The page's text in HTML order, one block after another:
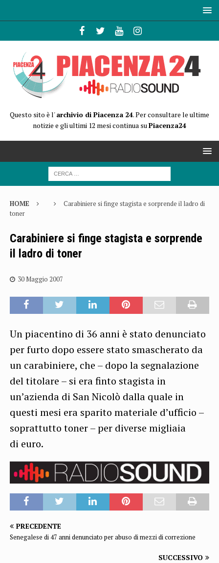
Questo sito è l'archivio di Piacenza 24. Per consultare le ultime
notizie e gli ultimi 12 mesi continua suPiacenza24
HOME
Carabiniere si finge stagista e sorprende il ladro di
toner
Carabiniere si finge stagista e sorprende
il ladro di toner
30 Maggio 2007
Un piacentino di 36 anni è stato denunciato
per furto dopo essere stato smascherato da
un carabiniere, che – dopo la segnalazione
del titolare – si era finto stagista in
un’azienda di San Nicolò dalla quale in
questi mesi era sparito materiale d’ufficio –
soprattutto toner – per diverse migliaia
di euro.
PRECEDENTE
Senegalese di 47 anni denunciato per abuso di mezzi di correzione
SUCCESSIVO